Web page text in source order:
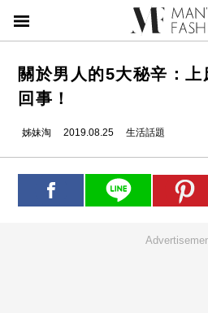
關於男人的5大秘辛：
回事！
姊妹淘 2019.08.25 生活話題